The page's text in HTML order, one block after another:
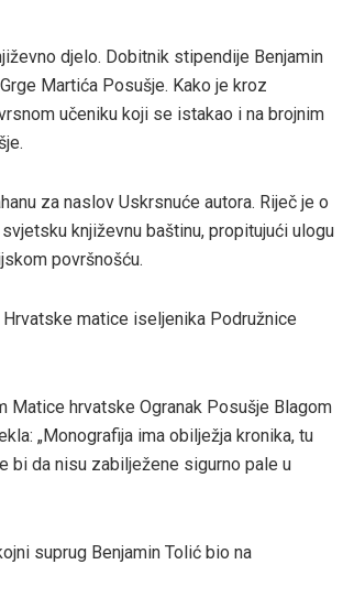
djelo. Dobitnik stipendije Benjamin
Martića Posušje. Kako je kroz
učeniku koji se istakao i na brojnim
za naslov Uskrsnuće autora. Riječ je o
književnu baštinu, propitujući ulogu
površnošću.
matice iseljenika Podružnice
Matice hrvatske Ogranak Posušje Blagom
„Monografija ima obilježja kronika, tu
bi da nisu zabilježene sigurno pale u
suprug Benjamin Tolić bio na